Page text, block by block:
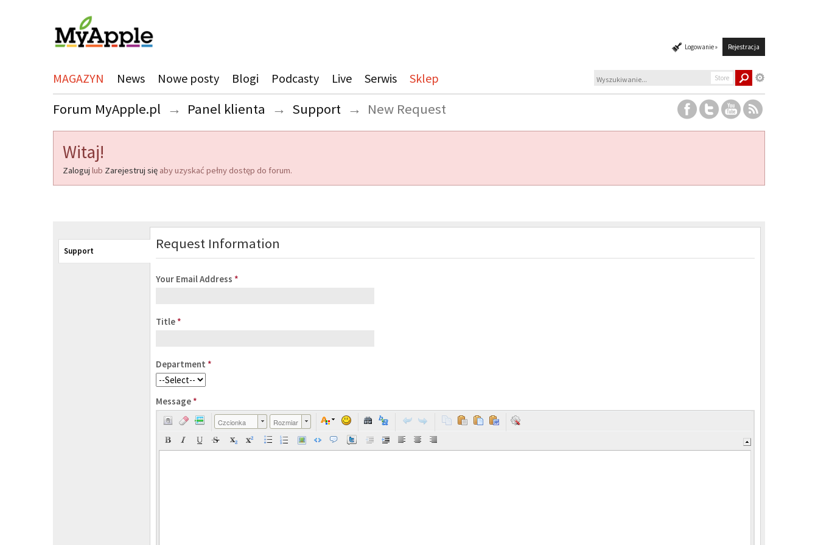
Logowanie » Rejestracja
MAGAZYN News Nowe posty Blogi Podcasty Live Serwis Sklep Store
Forum MyApple.pl → Panel klienta → Support → New Request
Witaj!
Zaloguj lub Zarejestruj się aby uzyskać pełny dostęp do forum.
Support Request Information
Your Email Address *
Title *
Department *
Message *
Czcionka Rozmiar